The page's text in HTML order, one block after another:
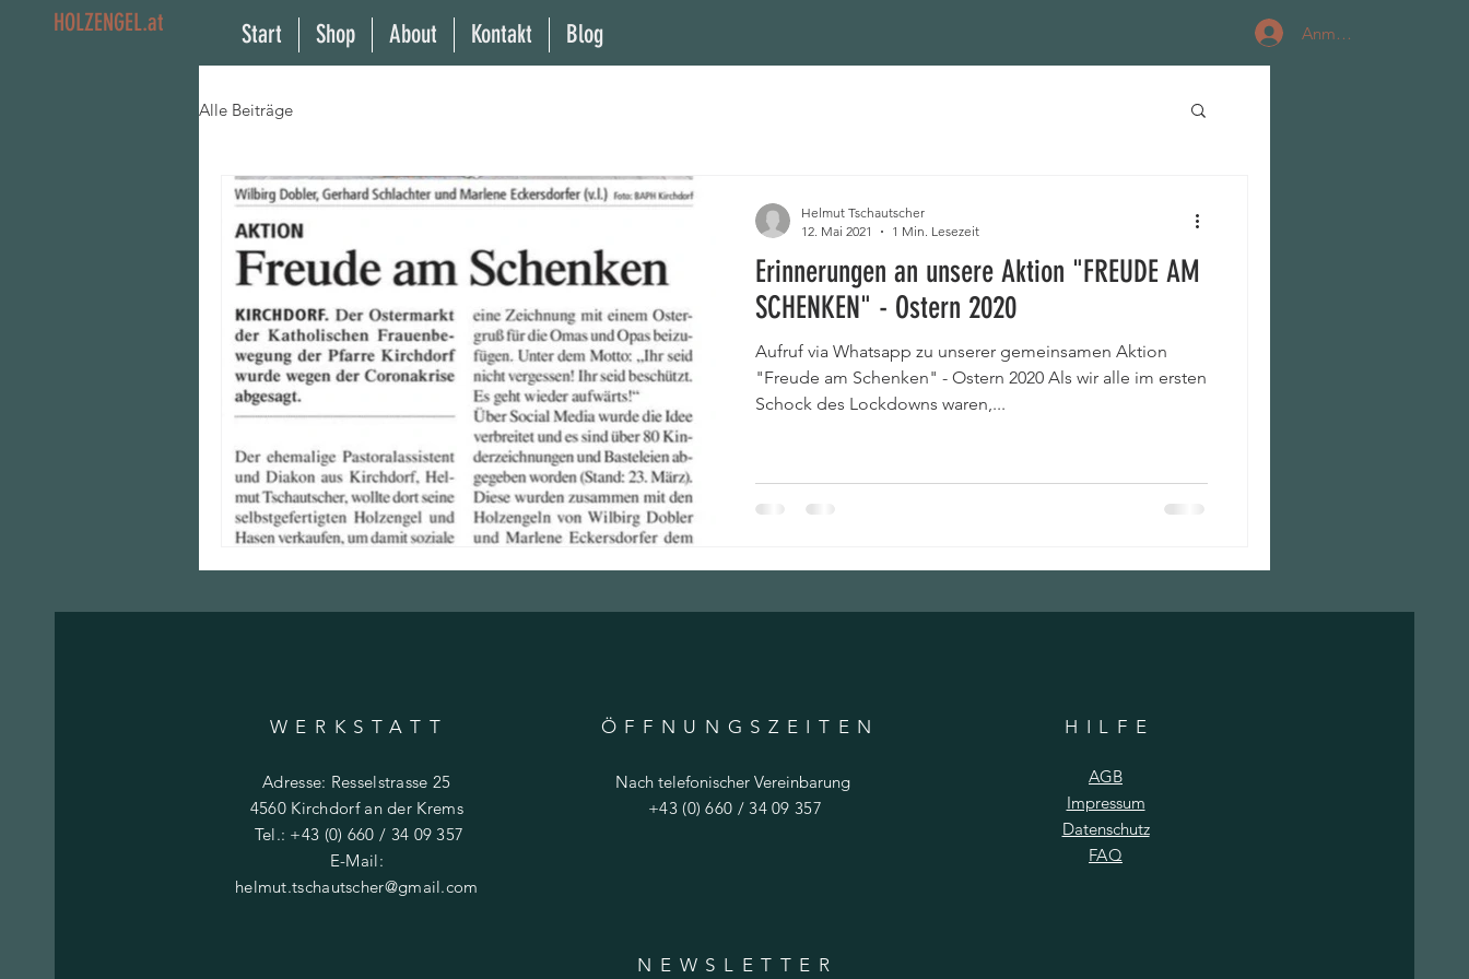
HOLZENGEL.at Start Shop About Kontakt Blog Anmelden
Alle Beiträge
Erinnerungen an unsere Aktion "FREUDE AM
SCHENKEN" - Ostern 2020
Aufruf via Whatsapp zu unserer gemeinsamen Aktion
"Freude am Schenken" - Ostern 2020 Als wir alle im ersten
Schock des Lockdowns waren,...
Helmut Tschautscher
12. Mai 2021
1 Min. Lesezeit
WERKSTATT
Adresse: Resselstrasse 25
4560 Kirchdorf an der Krems
Tel.: +43 (0) 660 / 34 09 357
E-Mail:
helmut.tschautscher@gmail.com
ÖFFNUNGSZEITE N
Nach telefonischer Vereinbarung
+43 (0) 660 / 34 09 357
HILF E
AGB
Impressum
Datenschutz
FAQ
NEWSLETTER